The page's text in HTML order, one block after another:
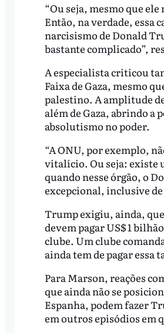
“Ou seja, mesmo que
Então, na verdade, essa
narcisismo de Donald
bastante complicado”,
A especialista criticou
Faixa de Gaza, mesmo
palestino. A amplitude
além de Gaza, abrindo
absolutismo no poder.
“A ONU, por exemplo,
vitalício. Ou seja: existe
quando nesse órgão, o
excepcional, inclusive
Trump exigiu, ainda,
devem pagar US$ 1
clube. Um clube
ainda tem de pagar essa
Para Marson, reações
que ainda não se
Espanha, podem fazer
em outros episódios em